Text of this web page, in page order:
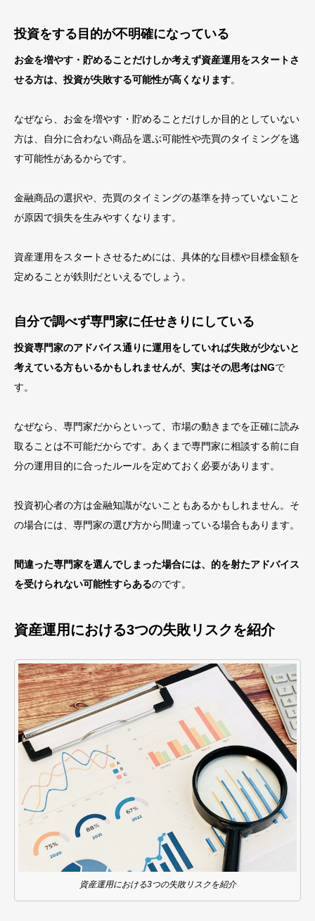
投資をする目的が不明確になっている
お金を増やす・貯めることだけしか考えず資産運用をスタートさ
せる方は、投資が失敗する可能性が高くなります。
なぜなら、お金を増やす・貯めることだけしか目的としていない
方は、自分に合わない商品を選ぶ可能性や売買のタイミングを逃
す可能性があるからです。
金融商品の選択や、売買のタイミングの基準を持っていないこと
が原因で損失を生みやすくなります。
資産運用をスタートさせるためには、具体的な目標や目標金額を
定めることが鉄則だといえるでしょう。
自分で調べず専門家に任せきりにしている
投資専門家のアドバイス通りに運用をしていれば失敗が少ないと
考えている方もいるかもしれませんが、実はその思考はNGで
す。
なぜなら、専門家だからといって、市場の動きまでを正確に読み
取ることは不可能だからです。あくまで専門家に相談する前に自
分の運用目的に合ったルールを定めておく必要があります。
投資初心者の方は金融知識がないこともあるかもしれません。そ
の場合には、専門家の選び方から間違っている場合もあります。
間違った専門家を選んでしまった場合には、的を射たアドバイス
を受けられない可能性すらあるのです。
資産運用における3つの失敗リスクを紹介
資産運用における3つの失敗リスクを紹介